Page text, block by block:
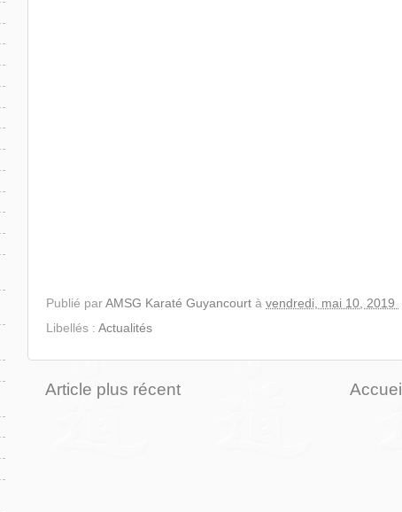
Publié par AMSG Karaté Guyancourt à vendredi, mai 10, 2019
Libellés : Actualités
Article plus récent Accueil